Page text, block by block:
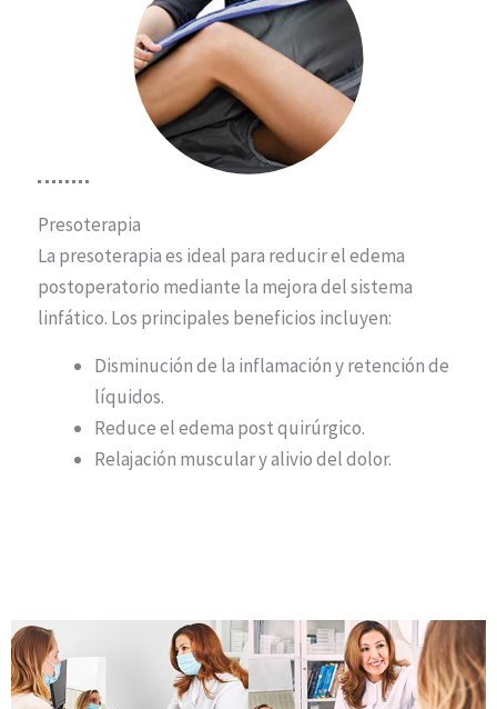
Presoterapia
La presoterapia es ideal para reducir el edema
postoperatorio mediante la mejora del sistema
linfático. Los principales beneficios incluyen:
Disminución de la inflamación y retención de
líquidos.
Reduce el edema post quirúrgico.
Relajación muscular y alivio del dolor.